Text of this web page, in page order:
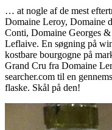
… at nogle af de mest
Domaine Leroy, Domaine
Conti, Domaine Georges
Leflaive. En søgning på
kostbare bourgogne på
Grand Cru fra Domaine
searcher.com til en
flaske. Skål på den!